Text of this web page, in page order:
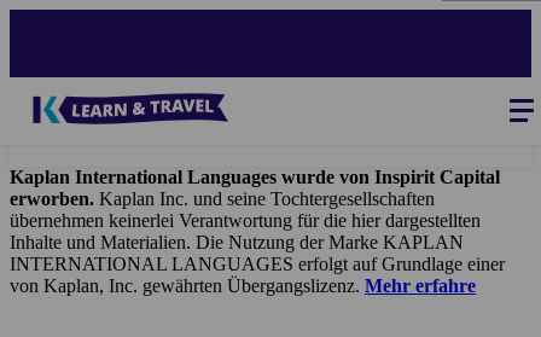
Kaplan International Languages wurde von Inspirit Capital
erworben. Kaplan Inc. und seine Tochtergesellschaften
übernehmen keinerlei Verantwortung für die hier dargestellten
Inhalte und Materialien. Die Nutzung der Marke KAPLAN
INTERNATIONAL LANGUAGES erfolgt auf Grundlage einer
von Kaplan, Inc. gewährten Übergangslizenz. Mehr erfahre